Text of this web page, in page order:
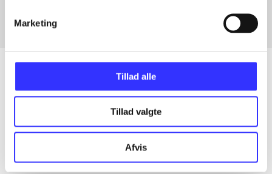
Marketing
Tillad alle
Tillad valgte
Afvis
Alle registrerede artikler fordelt på udgivelser